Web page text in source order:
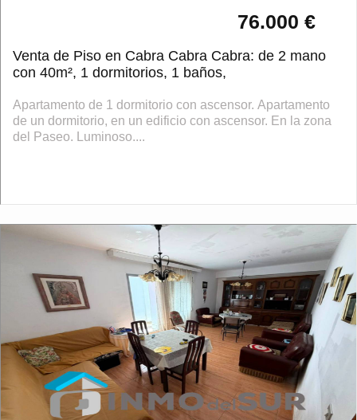
76.000 €
Venta de Piso en Cabra Cabra Cabra: de 2 mano
con 40m², 1 dormitorios, 1 baños,
Apartamento de 1 dormitorio con ascensor. Apartamento
de un dormitorio, en un edificio con ascensor. En la zona
del Paseo. Luminoso....